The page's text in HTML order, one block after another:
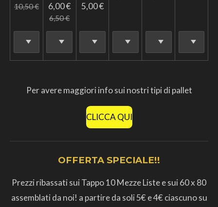
10,50 € 6,00 €
6,50 €
5,00 €
Per avere maggiori info sui nostri tipi di pallet
CLICCA QUI
OFFERTA SPECIALE!!
Prezzi ribassati sui Tappo 10 Mezze Liste e sui 60 x 80
assemblati da noi! a partire da soli 5€ e 4€ ciascuno su